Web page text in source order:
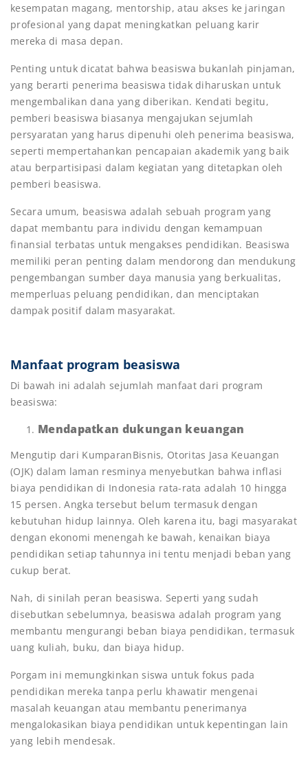
kesempatan magang, mentorship, atau akses ke jaringan
profesional yang dapat meningkatkan peluang karir
mereka di masa depan.
Penting untuk dicatat bahwa beasiswa bukanlah pinjaman,
yang berarti penerima beasiswa tidak diharuskan untuk
mengembalikan dana yang diberikan. Kendati begitu,
pemberi beasiswa biasanya mengajukan sejumlah
persyaratan yang harus dipenuhi oleh penerima beasiswa,
seperti mempertahankan pencapaian akademik yang baik
atau berpartisipasi dalam kegiatan yang ditetapkan oleh
pemberi beasiswa.
Secara umum, beasiswa adalah sebuah program yang
dapat membantu para individu dengan kemampuan
finansial terbatas untuk mengakses pendidikan. Beasiswa
memiliki peran penting dalam mendorong dan mendukung
pengembangan sumber daya manusia yang berkualitas,
memperluas peluang pendidikan, dan menciptakan
dampak positif dalam masyarakat.
Manfaat program beasiswa
Di bawah ini adalah sejumlah manfaat dari program
beasiswa:
Mendapatkan dukungan keuangan
Mengutip dari KumparanBisnis, Otoritas Jasa Keuangan
(OJK) dalam laman resminya menyebutkan bahwa inflasi
biaya pendidikan di Indonesia rata-rata adalah 10 hingga
15 persen. Angka tersebut belum termasuk dengan
kebutuhan hidup lainnya. Oleh karena itu, bagi masyarakat
dengan ekonomi menengah ke bawah, kenaikan biaya
pendidikan setiap tahunnya ini tentu menjadi beban yang
cukup berat.
Nah, di sinilah peran beasiswa. Seperti yang sudah
disebutkan sebelumnya, beasiswa adalah program yang
membantu mengurangi beban biaya pendidikan, termasuk
uang kuliah, buku, dan biaya hidup.
Porgam ini memungkinkan siswa untuk fokus pada
pendidikan mereka tanpa perlu khawatir mengenai
masalah keuangan atau membantu penerimanya
mengalokasikan biaya pendidikan untuk kepentingan lain
yang lebih mendesak.